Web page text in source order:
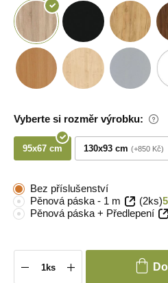
Vyberte si rozměr výrobku:
95x67 cm 130x93 cm +850 Kč
Bez příslušenství
Pěnová páska - 1 m
(2ks)
Pěnová páska + Předlepení